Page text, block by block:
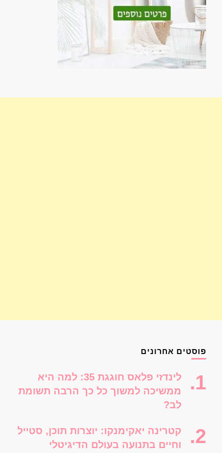
פוסטים אחרונים
לינדזי פלאס חוגגת 35: למה היא
ממשיכה למשוך כל כך הרבה תשומת
לב?
קטרינה יאקימנקו: יוצרות תוכן, סטייל
וחיים בתנועה בעולם הדיגיטלי